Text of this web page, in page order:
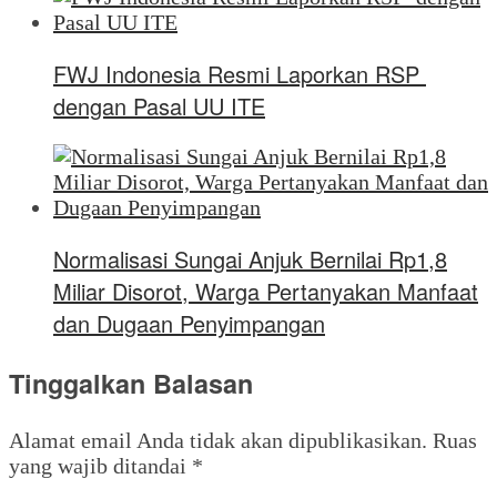
FWJ Indonesia Resmi Laporkan RSP
dengan Pasal UU ITE
Normalisasi Sungai Anjuk Bernilai Rp1,8
Miliar Disorot, Warga Pertanyakan Manfaat
dan Dugaan Penyimpangan
Tinggalkan Balasan
Alamat email Anda tidak akan dipublikasikan. Ruas
yang wajib ditandai *